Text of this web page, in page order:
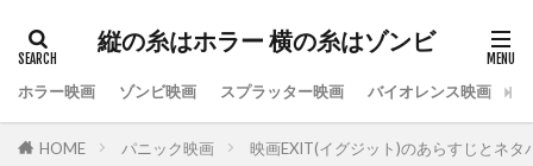
縦の糸はホラー 横の糸はゾンビ
ホラー映画 ゾンビ映画 スプラッター映画 バイオレンス映画
HOME パニック映画 映画EXIT(イグジット)のあらすじとネ